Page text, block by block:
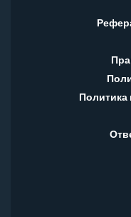
Политика